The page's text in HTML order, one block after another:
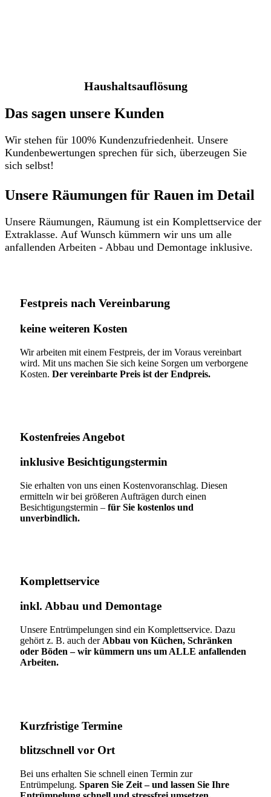
Haushaltsauflösung
Das sagen unsere Kunden
Wir stehen für 100% Kundenzufriedenheit. Unsere
Kundenbewertungen sprechen für sich, überzeugen Sie
sich selbst!
Unsere Räumungen für Rauen im Detail​
Unsere Räumungen, Räumung ist ein Komplettservice der
Extraklasse. Auf Wunsch kümmern wir uns um alle
anfallenden Arbeiten - Abbau und Demontage inklusive.
Festpreis nach Vereinbarung
keine weiteren Kosten
Wir arbeiten mit einem Festpreis, der im Voraus vereinbart
wird. Mit uns machen Sie sich keine Sorgen um verborgene
Kosten. Der vereinbarte Preis ist der Endpreis.
Kostenfreies Angebot
inklusive Besichtigungstermin
Sie erhalten von uns einen Kostenvoranschlag. Diesen
ermitteln wir bei größeren Aufträgen durch einen
Besichtigungstermin – für Sie kostenlos und
unverbindlich.
Komplettservice​
inkl. Abbau und Demontage​
Unsere Entrümpelungen sind ein Komplettservice. Dazu
gehört z. B. auch der Abbau von Küchen, Schränken
oder Böden – wir kümmern uns um ALLE anfallenden
Arbeiten.
Kurzfristige Termine​
blitzschnell vor Ort
Bei uns erhalten Sie schnell einen Termin zur
Entrümpelung. Sparen Sie Zeit – und lassen Sie Ihre